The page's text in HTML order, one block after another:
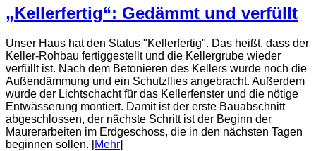
„Kellerfertig“: Gedämmt und verfüllt
Unser Haus hat den Status "Kellerfertig". Das heißt, dass der
Keller-Rohbau fertiggestellt und die Kellergrube wieder
verfüllt ist. Nach dem Betonieren des Kellers wurde noch die
Außendämmung und ein Schutzflies angebracht. Außerdem
wurde der Lichtschacht für das Kellerfenster und die nötige
Entwässerung montiert. Damit ist der erste Bauabschnitt
abgeschlossen, der nächste Schritt ist der Beginn der
Maurerarbeiten im Erdgeschoss, die in den nächsten Tagen
beginnen sollen. [Mehr]